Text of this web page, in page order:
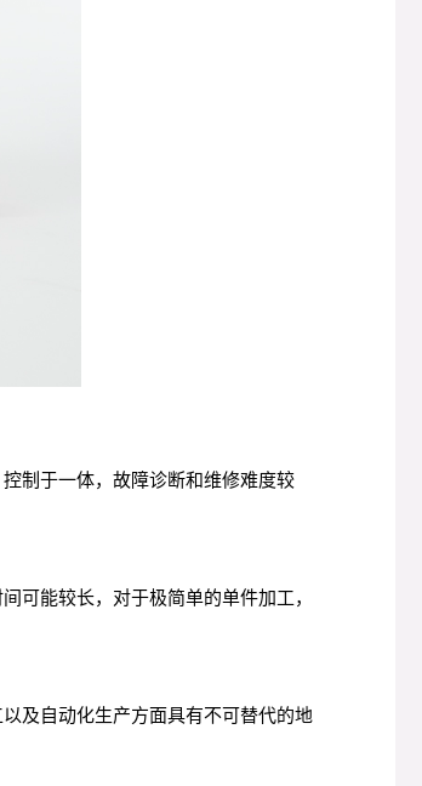
制于一体，故障诊断和维修难度较
可能较长，对于极简单的单件加工，
及自动化生产方面具有不可替代的地